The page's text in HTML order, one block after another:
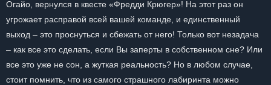
Огайо, вернулся в квесте «Фредди Крюгер»! На этот раз он
угрожает расправой всей вашей команде, и единственный
выход – это проснуться и сбежать от него! Только вот незадача
– как все это сделать, если Вы заперты в собственном сне? Или
все это уже не сон, а жуткая реальность? Но в любом случае,
стоит помнить, что из самого страшного лабиринта можно